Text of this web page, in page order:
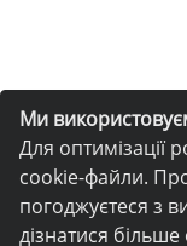
Ми
Для оптимізації
cookie-файли.
погоджуєтеся з
дізнатися